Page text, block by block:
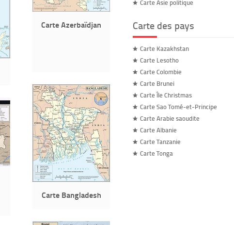
Carte Azerbaïdjan
Carte Bangladesh
Carte Asie politique
Carte des pays
Carte Kazakhstan
Carte Lesotho
Carte Colombie
Carte Brunei
Carte Île Christmas
Carte Sao Tomé-et-Principe
Carte Arabie saoudite
Carte Albanie
Carte Tanzanie
Carte Tonga